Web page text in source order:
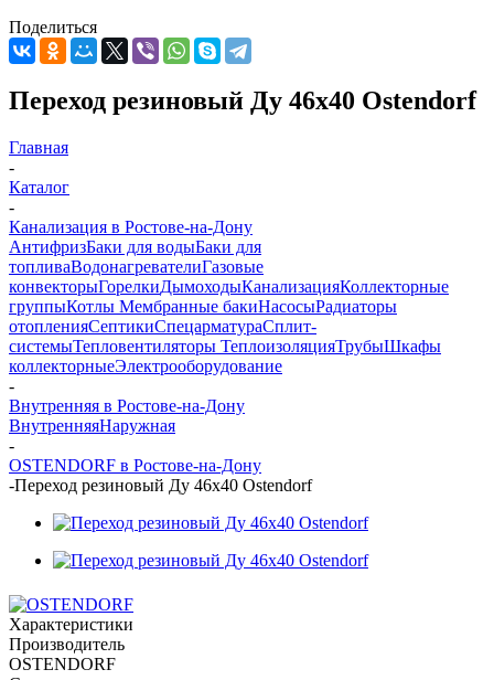
Поделиться
Переход резиновый Ду 46х40 Ostendorf
Главная
-
Каталог
-
Канализация в Ростове-на-Дону
АнтифризБаки для водыБаки для
топливаВодонагревателиГазовые
конвекторыГорелкиДымоходыКанализацияКоллекторные
группыКотлы Мембранные бакиНасосыРадиаторы
отопленияСептикиСпецарматураСплит-
системыТепловентиляторы ТеплоизоляцияТрубыШкафы
коллекторныеЭлектрооборудование
-
Внутренняя в Ростове-на-Дону
ВнутренняяНаружная
-
OSTENDORF в Ростове-на-Дону
-Переход резиновый Ду 46х40 Ostendorf
Характеристики
Производитель
OSTENDORF